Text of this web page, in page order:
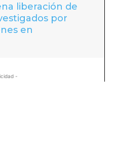
liberación de
por
en
-